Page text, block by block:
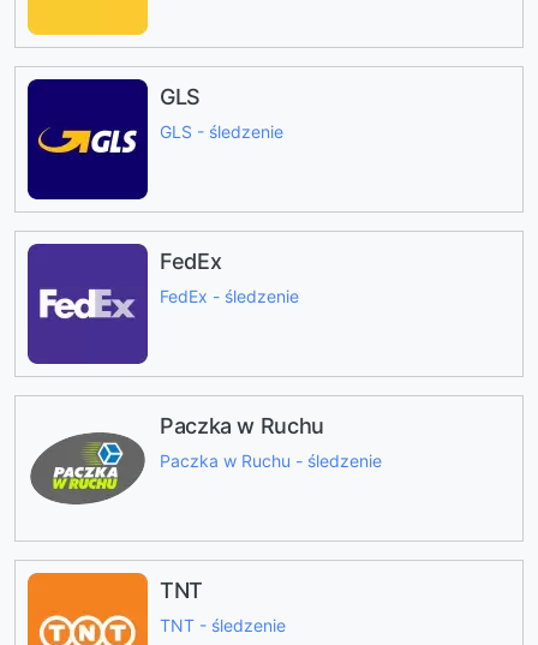
GLS
GLS - śledzenie
FedEx
FedEx - śledzenie
Paczka w Ruchu
Paczka w Ruchu - śledzenie
TNT
TNT - śledzenie